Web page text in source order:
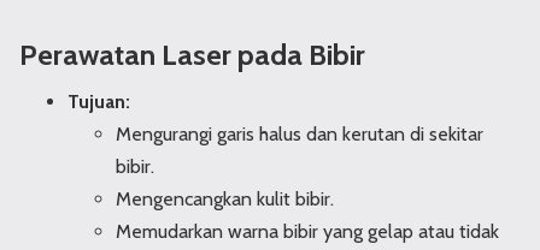
Perawatan Laser pada Bibir
Tujuan:
Mengurangi garis halus dan kerutan di sekitar
bibir.
Mengencangkan kulit bibir.
Memudarkan warna bibir yang gelap atau tidak